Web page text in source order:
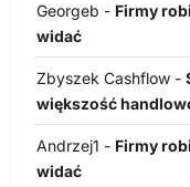
Georgeb - Firmy
widać
Zbyszek Cashflow -
większość
Andrzej1 - Firmy
widać